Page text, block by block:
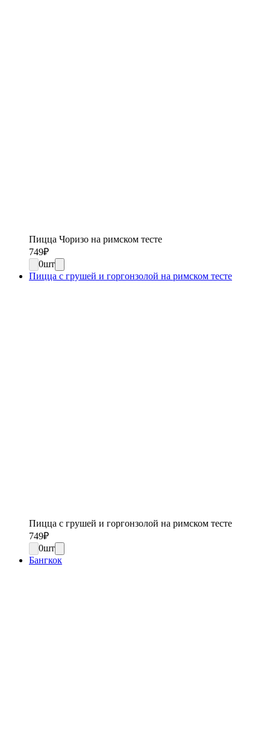
Пицца Чоризо на римском тесте
749₽
0шт
Пицца с грушей и горгонзолой на римском тесте
Пицца с грушей и горгонзолой на римском тесте
749₽
0шт
Бангкок